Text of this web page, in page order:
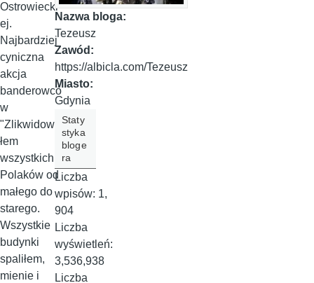
Ostrowiecki
ej.
Najbardziej
cyniczna
akcja
banderowcó
w
"Zlikwidowa
łem
wszystkich
Polaków od
małego do
starego.
Wszystkie
budynki
spaliłem,
mienie i
Nazwa bloga:
Tezeusz
Zawód:
https://albicla.com/Tezeusz
Miasto:
Gdynia
Staty
styka
bloge
ra
Liczba
wpisów: 1,
904
Liczba
wyświetleń:
3,536,938
Liczba